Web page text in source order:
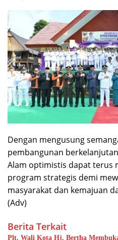
Dengan mengusung
pembangunan
Alam optimistis dapat terus
program strategis demi
masyarakat dan kemajuan
(Adv)
Berita Terkait
Plt. Wali Kota Hj. Bertha